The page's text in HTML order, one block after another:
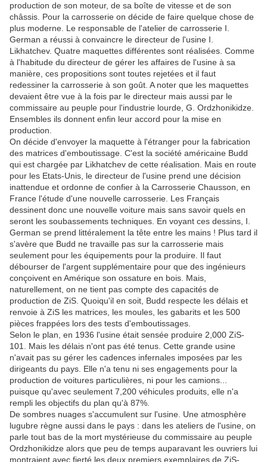
production de son moteur, de sa boîte de vitesse et de son
châssis. Pour la carrosserie on décide de faire quelque chose de
plus moderne. Le responsable de l'atelier de carrosserie I.
German a réussi à convaincre le directeur de l'usine I.
Likhatchev. Quatre maquettes différentes sont réalisées. Comme
à l'habitude du directeur de gérer les affaires de l'usine à sa
manière, ces propositions sont toutes rejetées et il faut
redessiner la carrosserie à son goût. A noter que les maquettes
devaient être vue à la fois par le directeur mais aussi par le
commissaire au peuple pour l'industrie lourde, G. Ordzhonikidze.
Ensembles ils donnent enfin leur accord pour la mise en
production.
On décide d'envoyer la maquette à l'étranger pour la fabrication
des matrices d'emboutissage. C'est la société américaine Budd
qui est chargée par Likhatchev de cette réalisation. Mais en route
pour les Etats-Unis, le directeur de l'usine prend une décision
inattendue et ordonne de confier à la Carrosserie Chausson, en
France l'étude d'une nouvelle carrosserie. Les Français
dessinent donc une nouvelle voiture mais sans savoir quels en
seront les soubassements techniques. En voyant ces dessins, I.
German se prend littéralement la tête entre les mains ! Plus tard il
s'avère que Budd ne travaille pas sur la carrosserie mais
seulement pour les équipements pour la produire. Il faut
débourser de l'argent supplémentaire pour que des ingénieurs
conçoivent en Amérique son ossature en bois. Mais,
naturellement, on ne tient pas compte des capacités de
production de ZiS. Quoiqu'il en soit, Budd respecte les délais et
renvoie à ZiS les matrices, les moules, les gabarits et les 500
pièces frappées lors des tests d'emboutissages.
Selon le plan, en 1936 l'usine était sensée produire 2,000 ZiS-
101. Mais les délais n'ont pas été tenus. Cette grande usine
n'avait pas su gérer les cadences infernales imposées par les
dirigeants du pays. Elle n'a tenu ni ses engagements pour la
production de voitures particulières, ni pour les camions...
puisque qu'avec seulement 7,200 véhicules produits, elle n'a
rempli les objectifs du plan qu'à 87%.
De sombres nuages s'accumulent sur l'usine. Une atmosphère
lugubre règne aussi dans le pays : dans les ateliers de l'usine, on
parle tout bas de la mort mystérieuse du commissaire au peuple
Ordzhonikidze alors que peu de temps auparavant les ouvriers lui
montraient avec fierté les deux premiers exemplaires de ZiS-